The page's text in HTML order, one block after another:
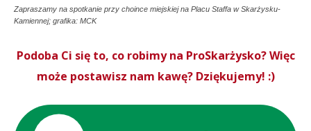
Zapraszamy na spotkanie przy choince miejskiej na Placu Staffa w Skarżysku-
Kamiennej; grafika: MCK
Podoba Ci się to, co robimy na ProSkarżysko? Więc
może postawisz nam kawę? Dziękujemy! :)